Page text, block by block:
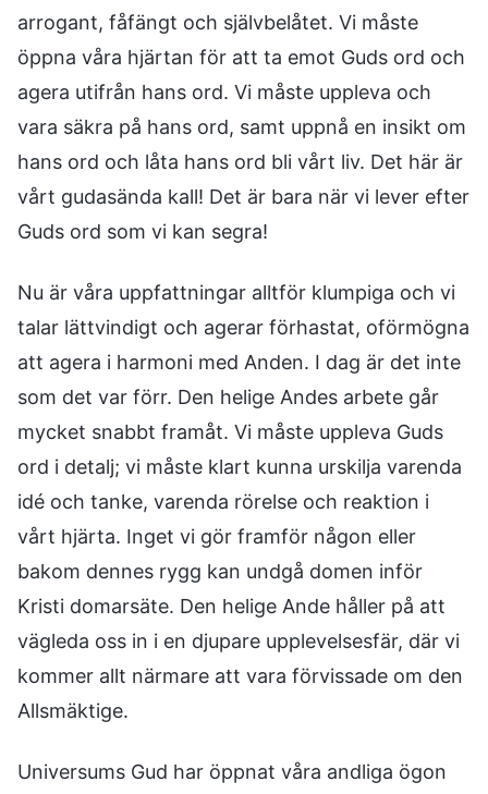
arrogant, fåfängt och självbelåtet. Vi måste
öppna våra hjärtan för att ta emot Guds ord och
agera utifrån hans ord. Vi måste uppleva och
vara säkra på hans ord, samt uppnå en insikt om
hans ord och låta hans ord bli vårt liv. Det här är
vårt gudasända kall! Det är bara när vi lever efter
Guds ord som vi kan segra!
Nu är våra uppfattningar alltför klumpiga och vi
talar lättvindigt och agerar förhastat, oförmögna
att agera i harmoni med Anden. I dag är det inte
som det var förr. Den helige Andes arbete går
mycket snabbt framåt. Vi måste uppleva Guds
ord i detalj; vi måste klart kunna urskilja varenda
idé och tanke, varenda rörelse och reaktion i
vårt hjärta. Inget vi gör framför någon eller
bakom dennes rygg kan undgå domen inför
Kristi domarsäte. Den helige Ande håller på att
vägleda oss in i en djupare upplevelsesfär, där vi
kommer allt närmare att vara förvissade om den
Allsmäktige.
Universums Gud har öppnat våra andliga ögon